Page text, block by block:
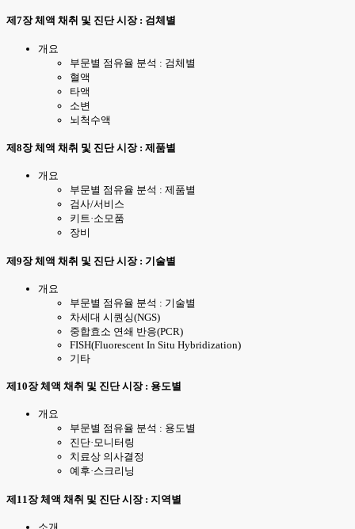
제7장 체액 채취 및 진단 시장 : 검체별
개요
부문별 점유율 분석 : 검체별
혈액
타액
소변
뇌척수액
제8장 체액 채취 및 진단 시장 : 제품별
개요
부문별 점유율 분석 : 제품별
검사/서비스
키트·소모품
장비
제9장 체액 채취 및 진단 시장 : 기술별
개요
부문별 점유율 분석 : 기술별
차세대 시퀀싱(NGS)
중합효소 연쇄 반응(PCR)
FISH(Fluorescent In Situ Hybridization)
기타
제10장 체액 채취 및 진단 시장 : 용도별
개요
부문별 점유율 분석 : 용도별
진단·모니터링
치료상 의사결정
예후·스크리닝
제11장 체액 채취 및 진단 시장 : 지역별